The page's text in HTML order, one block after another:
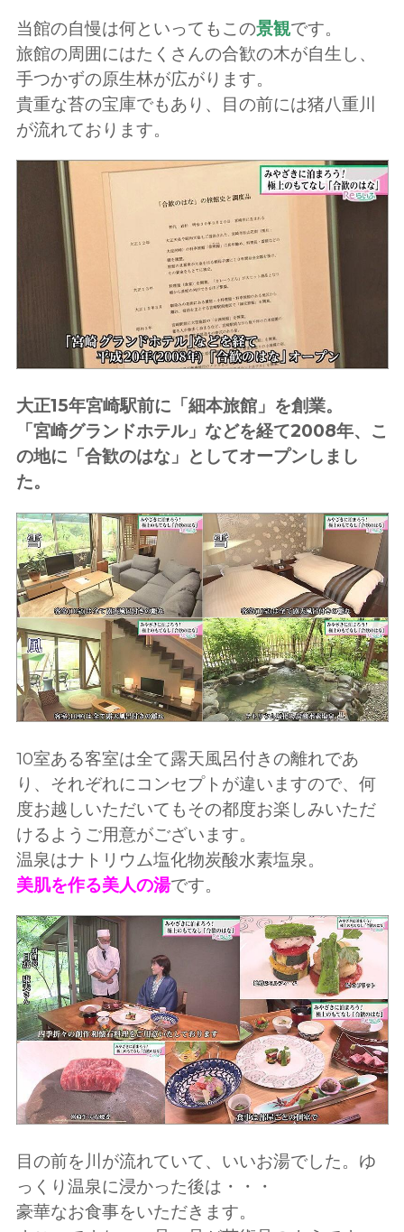
当館の自慢は何といってもこの景観です。
旅館の周囲にはたくさんの合歓の木が自生し、
手つかずの原生林が広がります。
貴重な苔の宝庫でもあり、目の前には猪八重川
が流れております。
大正15年宮崎駅前に「細本旅館」を創業。
「宮崎グランドホテル」などを経て2008年、こ
の地に「合歓のはな」としてオープンしまし
た。
10室ある客室は全て露天風呂付きの離れであ
り、それぞれにコンセプトが違いますので、何
度お越しいただいてもその都度お楽しみいただ
けるようご用意がございます。
温泉はナトリウム塩化物炭酸水素塩泉。
美肌を作る美人の湯です。
目の前を川が流れていて、いいお湯でした。ゆ
っくり温泉に浸かった後は・・・
豪華なお食事をいただきます。